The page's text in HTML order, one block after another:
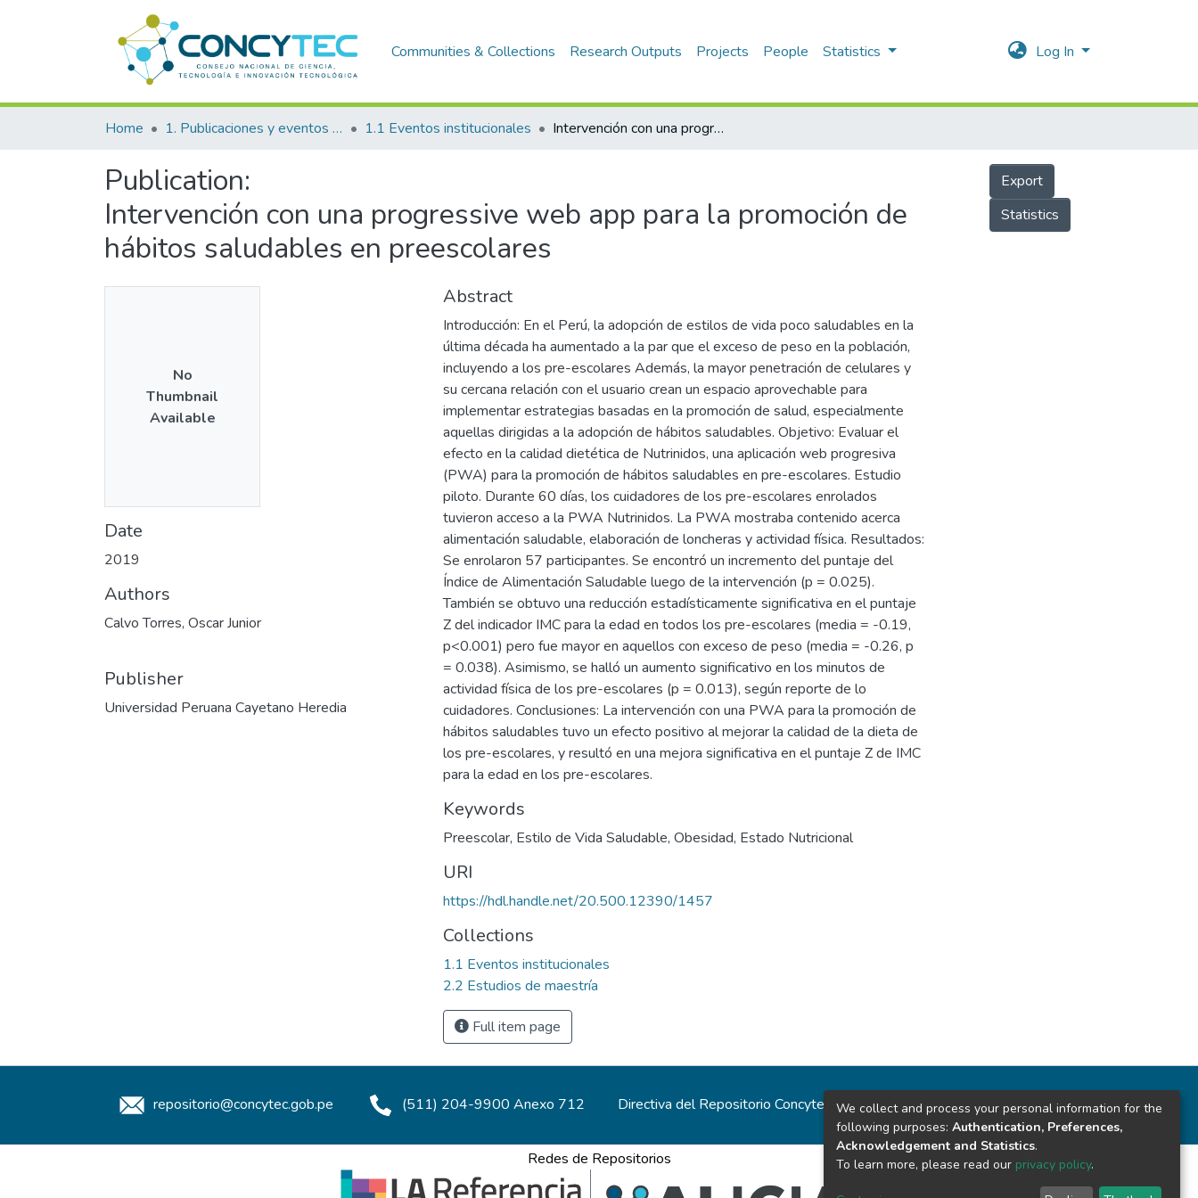
Communities & Collections Research Outputs Projects People Statistics Log In
Home 1. Publicaciones y eventos institucionales 1.1 Eventos institucionales Intervención con una progressive web app para la promoción de hábitos saludables en preescolares
Publication:
Intervención con una progressive web app para la promoción de
hábitos saludables en preescolares
Export
Statistics
No
Thumbnail
Available
Date
2019
Authors
Calvo Torres, Oscar Junior
Publisher
Universidad Peruana Cayetano Heredia
Abstract
Introducción: En el Perú, la adopción de estilos de vida poco saludables en la
última década ha aumentado a la par que el exceso de peso en la población,
incluyendo a los pre-escolares Además, la mayor penetración de celulares y
su cercana relación con el usuario crean un espacio aprovechable para
implementar estrategias basadas en la promoción de salud, especialmente
aquellas dirigidas a la adopción de hábitos saludables. Objetivo: Evaluar el
efecto en la calidad dietética de Nutrinidos, una aplicación web progresiva
(PWA) para la promoción de hábitos saludables en pre-escolares. Estudio
piloto. Durante 60 días, los cuidadores de los pre-escolares enrolados
tuvieron acceso a la PWA Nutrinidos. La PWA mostraba contenido acerca
alimentación saludable, elaboración de loncheras y actividad física. Resultados:
Se enrolaron 57 participantes. Se encontró un incremento del puntaje del
Índice de Alimentación Saludable luego de la intervención (p = 0.025).
También se obtuvo una reducción estadísticamente significativa en el puntaje
Z del indicador IMC para la edad en todos los pre-escolares (media = -0.19,
p<0.001) pero fue mayor en aquellos con exceso de peso (media = -0.26, p
= 0.038). Asimismo, se halló un aumento significativo en los minutos de
actividad física de los pre-escolares (p = 0.013), según reporte de lo
cuidadores. Conclusiones: La intervención con una PWA para la promoción de
hábitos saludables tuvo un efecto positivo al mejorar la calidad de la dieta de
los pre-escolares, y resultó en una mejora significativa en el puntaje Z de IMC
para la edad en los pre-escolares.
Keywords
Preescolar, Estilo de Vida Saludable, Obesidad, Estado Nutricional
URI
https://hdl.handle.net/20.500.12390/1457
Collections
1.1 Eventos institucionales
2.2 Estudios de maestría
Full item page
repositorio@concytec.gob.pe (511) 204-9900 Anexo 712 Directiva del Repositorio Concytec Estadísticas del sitio
Redes de Repositorios
We collect and process your personal information for the
following purposes: Authentication, Preferences,
Acknowledgement and Statistics.
To learn more, please read our privacy policy.